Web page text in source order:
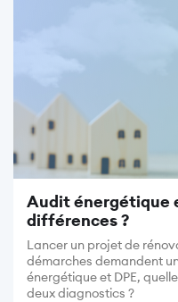
Audit énergétique
différences ?
Lancer un projet de
démarches demandent
énergétique et DPE,
deux diagnostics ?